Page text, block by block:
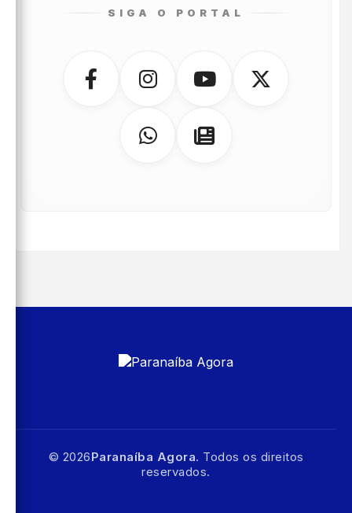
SIGA O PORTAL
© 2026Paranaíba Agora. Todos os direitos
reservados.